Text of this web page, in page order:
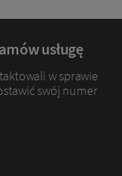
usługę
w sprawie
swój numer